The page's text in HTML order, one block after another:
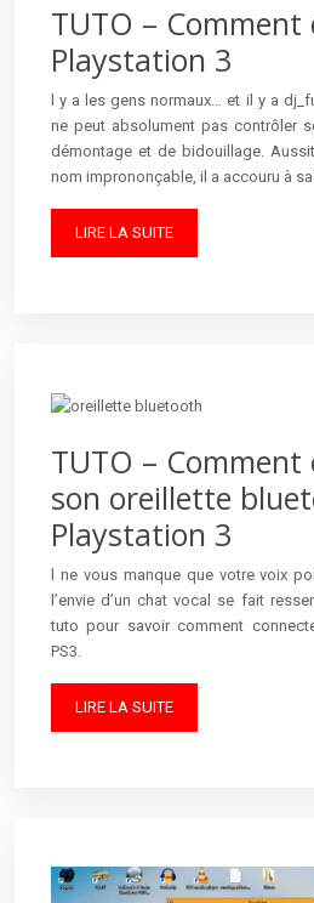
TUTO –
Playstation 3
l y a les gens normaux… et il y a
ne peut absolument pas contrôler
démontage et de bidouillage.
nom imprononçable, il a accouru à sa
LIRE LA SUITE
TUTO –
son oreillette
Playstation 3
l ne vous manque que votre voix
l’envie d’un chat vocal se fait
tuto pour savoir comment
PS3.
LIRE LA SUITE